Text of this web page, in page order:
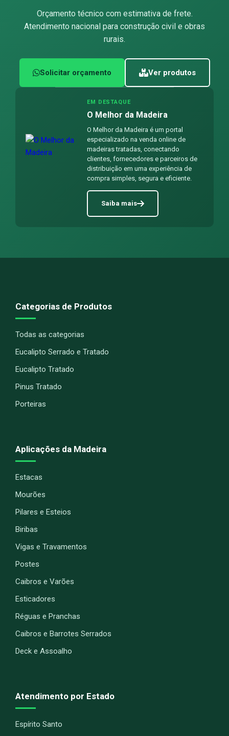
Orçamento técnico com estimativa de frete.
Atendimento nacional para construção civil e obras
rurais.
Solicitar orçamento Ver produtos
EM DESTAQUE
O Melhor da Madeira
O Melhor da Madeira é um portal
especializado na venda online de
madeiras tratadas, conectando
clientes, fornecedores e parceiros de
distribuição em uma experiência de
compra simples, segura e eficiente.
Saiba mais
Categorias de Produtos
Todas as categorias
Eucalipto Serrado e Tratado
Eucalipto Tratado
Pinus Tratado
Porteiras
Aplicações da Madeira
Estacas
Mourões
Pilares e Esteios
Biribas
Vigas e Travamentos
Postes
Caibros e Varões
Esticadores
Réguas e Pranchas
Caibros e Barrotes Serrados
Deck e Assoalho
Atendimento por Estado
Espírito Santo